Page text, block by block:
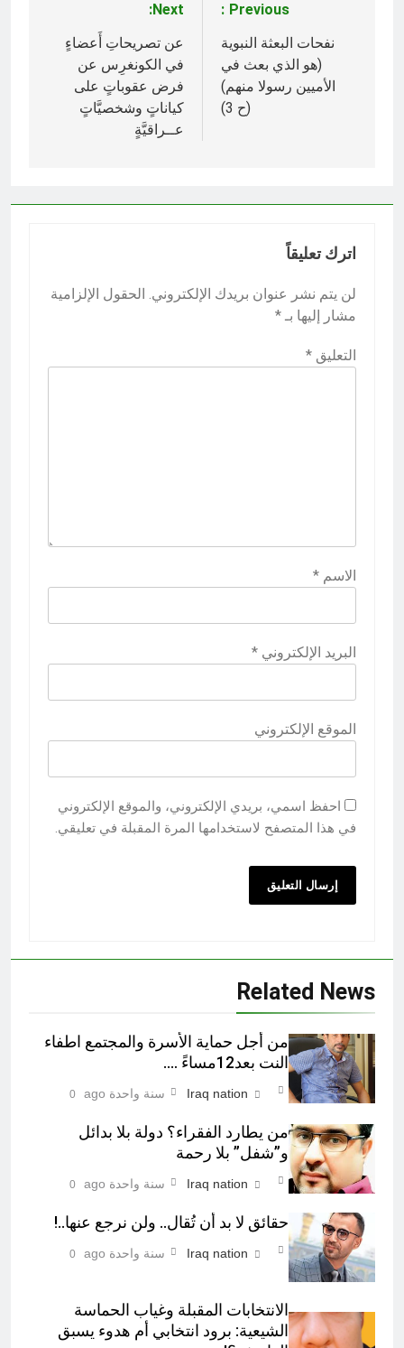
المقالات
Previous:
نفحات البعثة النبوية
(هو الذي بعث في
الأميين رسولا منهم)
(ح 3)‎
Next:
عن تصريحاتِ أَعضاءٍ
في الكونغرِس عن
فرض عقوباتٍ على
كياناتٍ وشخصيَّاتٍ
عــراقيَّةٍ
اترك تعليقاً
لن يتم نشر عنوان بريدك الإلكتروني. الحقول الإلزامية
مشار إليها بـ *
التعليق *
الاسم *
البريد الإلكتروني *
الموقع الإلكتروني
احفظ اسمي، بريدي الإلكتروني، والموقع الإلكتروني
في هذا المتصفح لاستخدامها المرة المقبلة في تعليقي.
Related News
من أجل حماية الأسرة والمجتمع اطفاء
النت بعد12مساءً ….
Iraq nation سنة واحدة ago 0
من يطارد الفقراء؟ دولة بلا بدائل
و”شفل” بلا رحمة
Iraq nation سنة واحدة ago 0
حقائق لا بد أن تُقال.. ولن نرجع عنها..!
Iraq nation سنة واحدة ago 0
الانتخابات المقبلة وغياب الحماسة
الشيعية: برود انتخابي أم هدوء يسبق